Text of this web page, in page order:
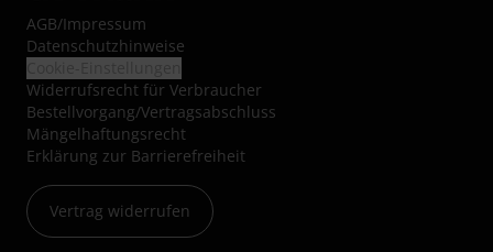
AGB/Impressum
Datenschutzhinweise
Widerrufsrecht für Verbraucher
Bestellvorgang/Vertragsabschluss
Mängelhaftungsrecht
Erklärung zur Barrierefreiheit
Vertrag widerrufen